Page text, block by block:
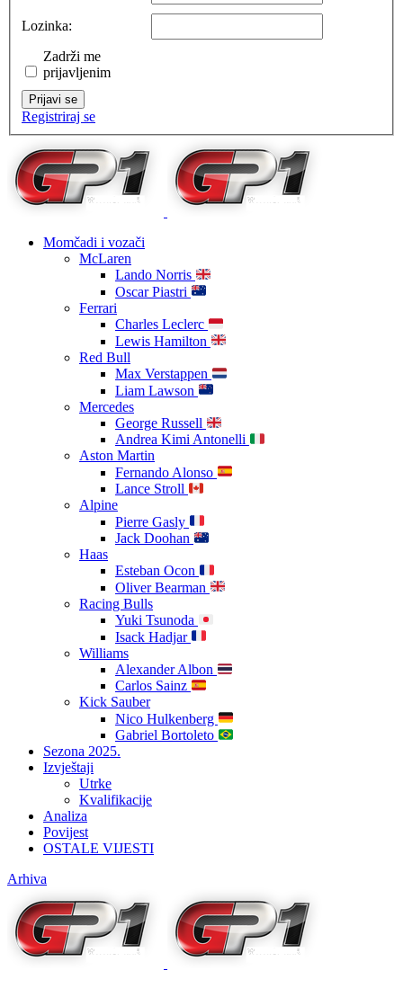
Lozinka:
Zadrži me
prijavljenim
Prijavi se
Registriraj se
Momčadi i vozači
McLaren
Lando Norris
Oscar Piastri
Ferrari
Charles Leclerc
Lewis Hamilton
Red Bull
Max Verstappen
Liam Lawson
Mercedes
George Russell
Andrea Kimi Antonelli
Aston Martin
Fernando Alonso
Lance Stroll
Alpine
Pierre Gasly
Jack Doohan
Haas
Esteban Ocon
Oliver Bearman
Racing Bulls
Yuki Tsunoda
Isack Hadjar
Williams
Alexander Albon
Carlos Sainz
Kick Sauber
Nico Hulkenberg
Gabriel Bortoleto
Sezona 2025.
Izvještaji
Utrke
Kvalifikacije
Analiza
Povijest
OSTALE VIJESTI
Arhiva